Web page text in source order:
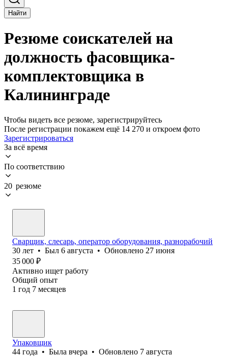
Найти
Резюме соискателей на
должность фасовщика-
комплектовщика в
Калининграде
Чтобы видеть все резюме, зарегистрируйтесь
После регистрации покажем ещё 14 270 и откроем фото
Зарегистрироваться
За всё время
По соответствию
20 резюме
Сварщик, слесарь, оператор оборудования, разнорабочий
30 лет • Был 6 августа • Обновлено 27 июня
35 000 ₽
Активно ищет работу
Общий опыт
1 год 7 месяцев
Упаковщик
44 года • Была вчера • Обновлено 7 августа